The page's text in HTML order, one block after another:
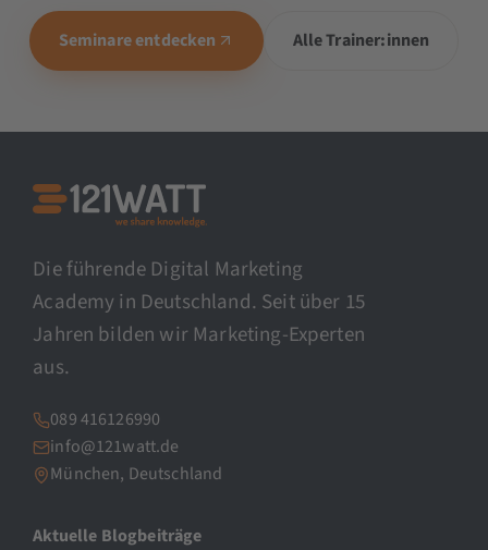
Seminare entdecken Alle Trainer:innen
Die führende Digital Marketing
Academy in Deutschland. Seit über 15
Jahren bilden wir Marketing-Experten
aus.
089 416126990
info@121watt.de
München, Deutschland
Aktuelle Blogbeiträge